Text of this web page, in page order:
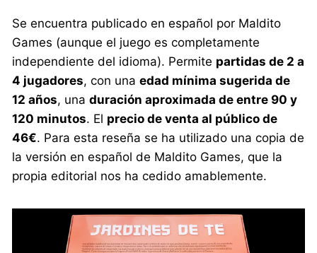
Se encuentra publicado en español por Maldito
Games (aunque el juego es completamente
independiente del idioma). Permite partidas de 2 a
4 jugadores, con unaedad mínima sugerida de
12 años, unaduración aproximada de entre 90 y
120 minutos. El precio de venta al público de
46€. Para esta reseña se ha utilizado una copia de
la versión en español de Maldito Games, que la
propia editorial nos ha cedido amablemente.